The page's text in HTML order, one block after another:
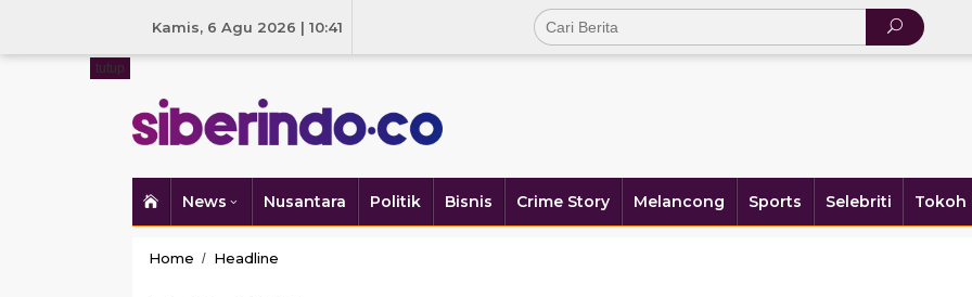
Kamis, 6 Agu 2026 | 10:41
News Nusantara Politik Bisnis Crime Story Melancong Sports Selebriti Tokoh
tutup
Home / Headline